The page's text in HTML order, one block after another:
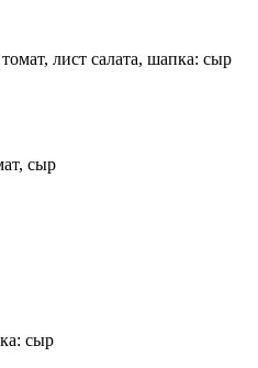
лист салата, шапка: сыр
сыр
сыр